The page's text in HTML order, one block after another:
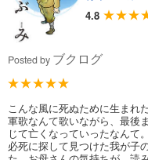
4.8
Posted by ブクログ
こんな風に死ぬために生まれ
軍歌なんて歌いながら、最後
じて亡くなっていったなんて
必死に探して見つけた我が子